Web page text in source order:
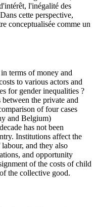
l'inégalité des
cette perspective,
conceptualisée comme un
terms of money and
to various actors and
for gender inequalities ?
the private and
of four cases
and Belgium)
has not been
Institutions affect the
and they also
and opportunity
of the costs of child
the collective good.